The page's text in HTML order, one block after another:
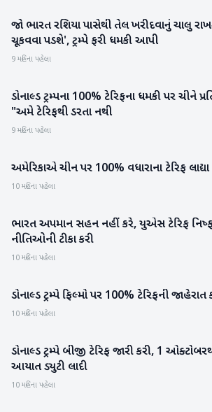
આંતરરાષ્ટ્રીય
જો ભારત રશિયા પાસેથી તેલ ખરીદવાનું ચાલુ
ચૂકવવા પડશે', ટ્રમ્પે ફરી ધમકી આપી
9 મહિના પહેલા
બિઝનેસ
ડોનાલ્ડ ટ્રમ્પના 100% ટેરિફના ધમકી પર ચીને
"અમે ટેરિફથી ડરતા નથી
9 મહિના પહેલા
આંતરરાષ્ટ્રીય
અમેરિકાએ ચીન પર 100% વધારાના ટેરિફ લાદ્યા
10 મહિના પહેલા
આંતરરાષ્ટ્રીય
ભારત અપમાન સહન નહીં કરે, યુએસ ટેરિફ
નીતિઓની ટીકા કરી
10 મહિના પહેલા
આંતરરાષ્ટ્રીય
ડોનાલ્ડ ટ્રમ્પે ફિલ્મો પર 100% ટેરિફની જાહેરાત
10 મહિના પહેલા
આંતરરાષ્ટ્રીય
ડોનાલ્ડ ટ્રમ્પે બીજી ટેરિફ જારી કરી, 1
આયાત ડ્યુટી લાદી
10 મહિના પહેલા